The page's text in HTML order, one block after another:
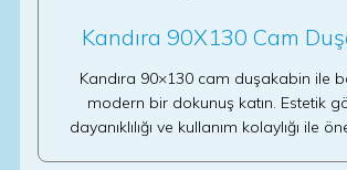
Kandıra 90X130 Cam
Kandıra 90×130 cam duşakabin ile
modern bir dokunuş katın. Estetik
dayanıklılığı ve kullanım kolaylığı ile